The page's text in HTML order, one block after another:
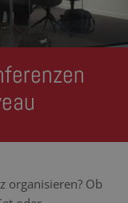
organisieren? Ob